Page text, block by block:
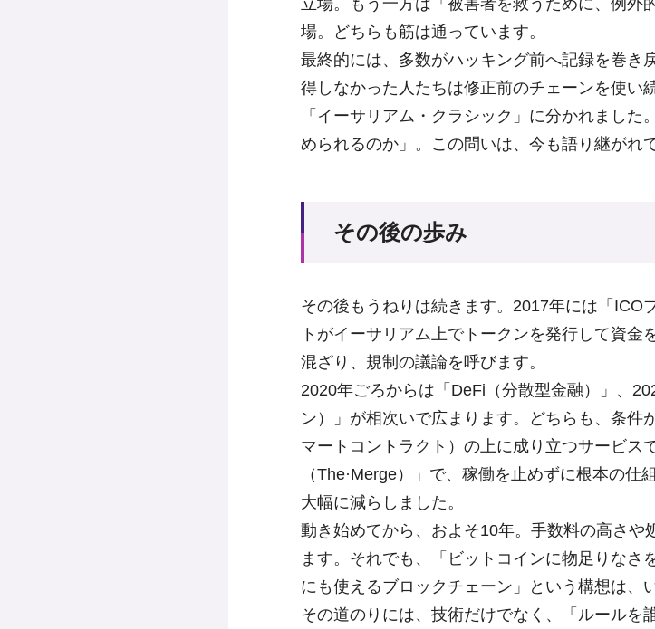
立場。もう一方は「被害者を救うために、例外
場。どちらも筋は通っています。
最終的には、多数がハッキング前へ記録を巻き
得しなかった人たちは修正前のチェーンを使い
「イーサリアム・クラシック」に分かれまし
められるのか」。この問いは、今も語り継がれ
その後の歩み
その後もうねりは続きます。2017年には「ICO
トがイーサリアム上でトークンを発行して資金
混ざり、規制の議論を呼びます。
2020年ごろからは「DeFi（分散型金融）」、
ン）」が相次いで広まります。どちらも、条件
マートコントラクト）の上に成り立つサービス
（The·Merge）」で、稼働を止めずに根本の仕
大幅に減らしました。
動き始めてから、およそ10年。手数料の高さや
ます。それでも、「ビットコインに物足りなさ
にも使えるブロックチェーン」という構想は、
その道のりには、技術だけでなく、「ルールを